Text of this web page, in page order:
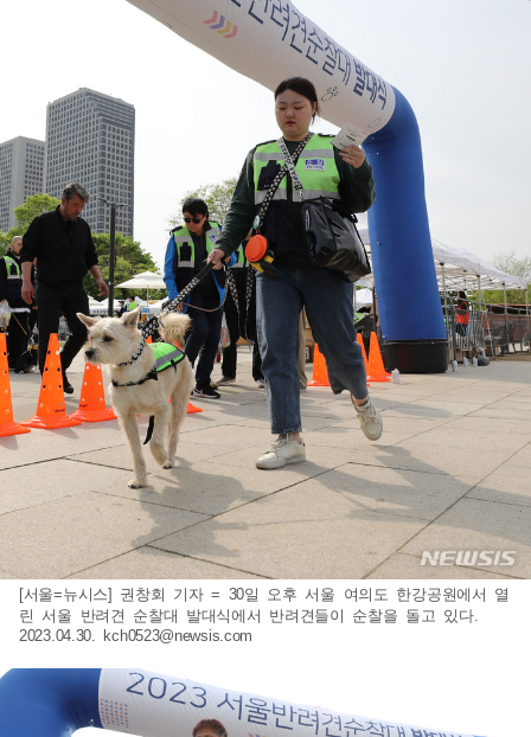
[서울=뉴시스] 권창회 기자 = 30일 오후 서울 여의도 한강공원에서 열
린 서울 반려견 순찰대 발대식에서 반려견들이 순찰을 돌고 있다.
2023.04.30. kch0523@newsis.com